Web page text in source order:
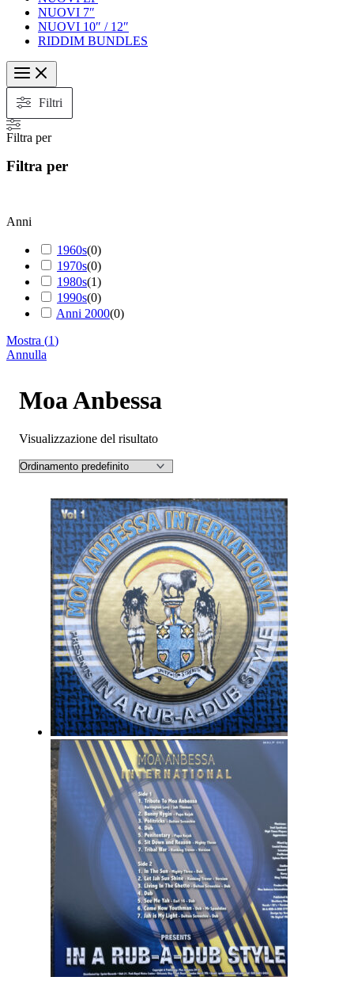
NUOVI 7″
NUOVI 10″ / 12″
RIDDIM BUNDLES
Moa Anbessa
Visualizzazione del risultato
Filtri
Filtra per
Filtra per
Anni
1960s(0)
1970s(0)
1980s(1)
1990s(0)
Anni 2000(0)
Mostra (1)
Annulla